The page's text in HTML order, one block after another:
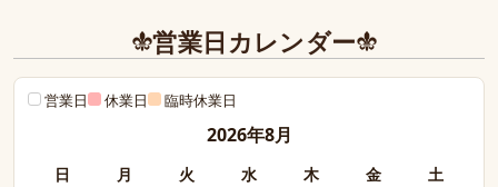
ありがとうございました。営業日カレンダー
営業日 休業日 臨時休業日
2026年8月
日 月 火 水 木 金
土